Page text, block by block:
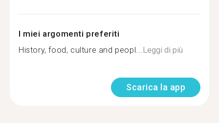
I miei argomenti preferiti
History, food, culture and peopl... Leggi di più
Scarica la app